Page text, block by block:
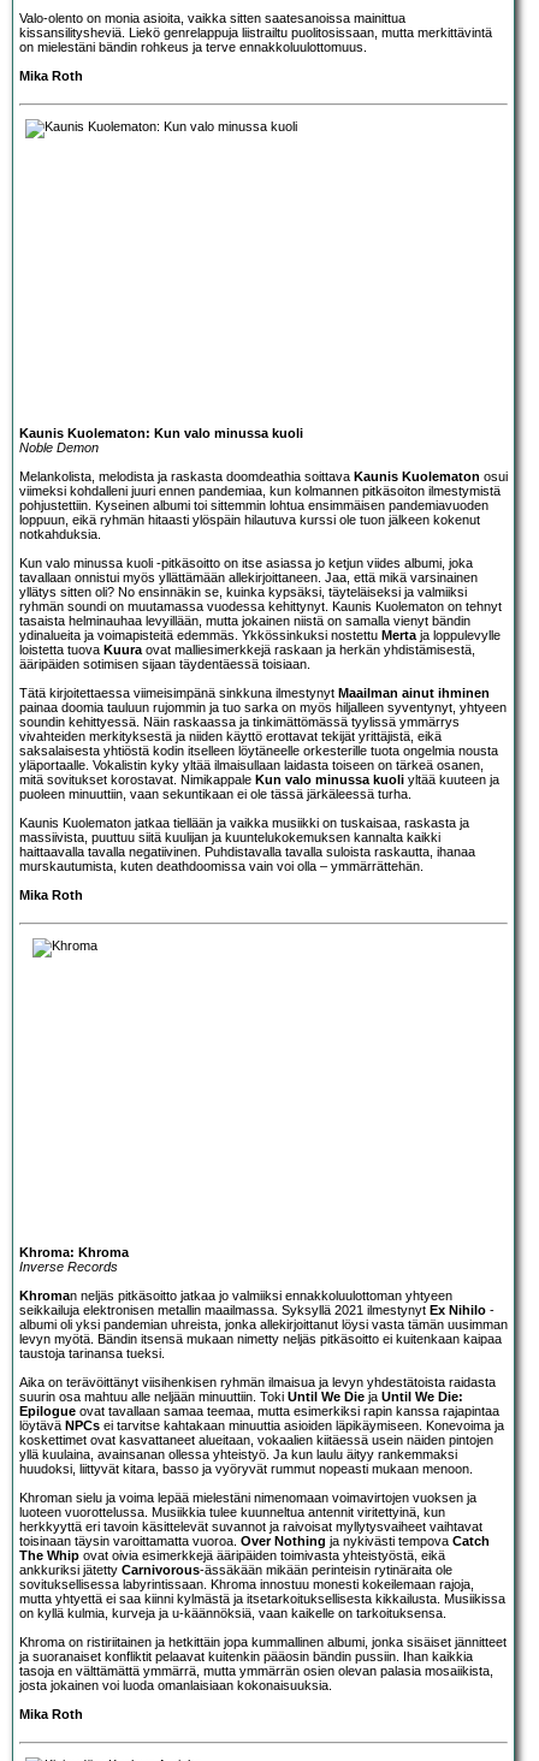
Valo-olento on monia asioita, vaikka sitten saatesanoissa mainittua
kissansilitysheviä. Liekö genrelappuja liistrailtu puolitosissaan, mutta merkittävintä
on mielestäni bändin rohkeus ja terve ennakkoluulottomuus.
Mika Roth
Kaunis Kuolematon: Kun valo minussa kuoli
Noble Demon
Melankolista, melodista ja raskasta doomdeathia soittava Kaunis Kuolematon osui
viimeksi kohdalleni juuri ennen pandemiaa, kun kolmannen pitkäsoiton ilmestymistä
pohjustettiin. Kyseinen albumi toi sittemmin lohtua ensimmäisen pandemiavuoden
loppuun, eikä ryhmän hitaasti ylöspäin hilautuva kurssi ole tuon jälkeen kokenut
notkahduksia.
Kun valo minussa kuoli -pitkäsoitto on itse asiassa jo ketjun viides albumi, joka
tavallaan onnistui myös yllättämään allekirjoittaneen. Jaa, että mikä varsinainen
yllätys sitten oli? No ensinnäkin se, kuinka kypsäksi, täyteläiseksi ja valmiiksi
ryhmän soundi on muutamassa vuodessa kehittynyt. Kaunis Kuolematon on tehnyt
tasaista helminauhaa levyillään, mutta jokainen niistä on samalla vienyt bändin
ydinalueita ja voimapisteitä edemmäs. Ykkössinkuksi nostettu Merta ja loppulevylle
loistetta tuova Kuura ovat malliesimerkkejä raskaan ja herkän yhdistämisestä,
ääripäiden sotimisen sijaan täydentäessä toisiaan.
Tätä kirjoitettaessa viimeisimpänä sinkkuna ilmestynyt Maailman ainut ihminen
painaa doomia tauluun rujommin ja tuo sarka on myös hiljalleen syventynyt, yhtyeen
soundin kehittyessä. Näin raskaassa ja tinkimättömässä tyylissä ymmärrys
vivahteiden merkityksestä ja niiden käyttö erottavat tekijät yrittäjistä, eikä
saksalaisesta yhtiöstä kodin itselleen löytäneelle orkesterille tuota ongelmia nousta
yläportaalle. Vokalistin kyky yltää ilmaisullaan laidasta toiseen on tärkeä osanen,
mitä sovitukset korostavat. Nimikappale Kun valo minussa kuoli yltää kuuteen ja
puoleen minuuttiin, vaan sekuntikaan ei ole tässä järkäleessä turha.
Kaunis Kuolematon jatkaa tiellään ja vaikka musiikki on tuskaisaa, raskasta ja
massiivista, puuttuu siitä kuulijan ja kuuntelukokemuksen kannalta kaikki
haittaavalla tavalla negatiivinen. Puhdistavalla tavalla suloista raskautta, ihanaa
murskautumista, kuten deathdoomissa vain voi olla – ymmärrättehän.
Mika Roth
Khroma: Khroma
Inverse Records
Khroman neljäs pitkäsoitto jatkaa jo valmiiksi ennakkoluulottoman yhtyeen
seikkailuja elektronisen metallin maailmassa. Syksyllä 2021 ilmestynyt Ex Nihilo -
albumi oli yksi pandemian uhreista, jonka allekirjoittanut löysi vasta tämän uusimman
levyn myötä. Bändin itsensä mukaan nimetty neljäs pitkäsoitto ei kuitenkaan kaipaa
taustoja tarinansa tueksi.
Aika on terävöittänyt viisihenkisen ryhmän ilmaisua ja levyn yhdestätoista raidasta
suurin osa mahtuu alle neljään minuuttiin. Toki Until We Die ja Until We Die:
Epilogue ovat tavallaan samaa teemaa, mutta esimerkiksi rapin kanssa rajapintaa
löytävä NPCs ei tarvitse kahtakaan minuuttia asioiden läpikäymiseen. Konevoima ja
koskettimet ovat kasvattaneet alueitaan, vokaalien kiitäessä usein näiden pintojen
yllä kuulaina, avainsanan ollessa yhteistyö. Ja kun laulu äityy rankemmaksi
huudoksi, liittyvät kitara, basso ja vyöryvät rummut nopeasti mukaan menoon.
Khroman sielu ja voima lepää mielestäni nimenomaan voimavirtojen vuoksen ja
luoteen vuorottelussa. Musiikkia tulee kuunneltua antennit viritettyinä, kun
herkkyyttä eri tavoin käsittelevät suvannot ja raivoisat myllytysvaiheet vaihtavat
toisinaan täysin varoittamatta vuoroa. Over Nothing ja nykivästi tempova Catch
The Whip ovat oivia esimerkkejä ääripäiden toimivasta yhteistyöstä, eikä
ankkuriksi jätetty Carnivorous-ässäkään mikään perinteisin rytinäraita ole
sovituksellisessa labyrintissaan. Khroma innostuu monesti kokeilemaan rajoja,
mutta yhtyettä ei saa kiinni kylmästä ja itsetarkoituksellisesta kikkailusta. Musiikissa
on kyllä kulmia, kurveja ja u-käännöksiä, vaan kaikelle on tarkoituksensa.
Khroma on ristiriitainen ja hetkittäin jopa kummallinen albumi, jonka sisäiset jännitteet
ja suoranaiset konfliktit pelaavat kuitenkin pääosin bändin pussiin. Ihan kaikkia
tasoja en välttämättä ymmärrä, mutta ymmärrän osien olevan palasia mosaiikista,
josta jokainen voi luoda omanlaisiaan kokonaisuuksia.
Mika Roth